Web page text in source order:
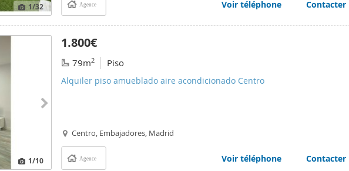
1/32 Agence Voir téléphone Contacter
1/10
1.800€
79m2 Piso
Alquiler piso amueblado aire acondicionado Centro
Centro, Embajadores, Madrid
Agence Voir téléphone Contacter